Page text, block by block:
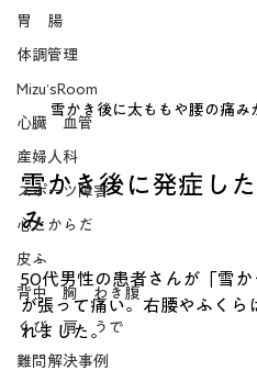
胃 腸
体調管理
Mizu’sRoom
心臓 血管
産婦人科
スポーツ障害
心とからだ
皮ふ
背中 胸 わき腹
くび 肩 うで
難問解決事例
雪かき後に太ももや腰の痛
雪かき後に発症し
み
50代男性の患者さんが「雪
が張って痛い。右腰やふくら
れました。